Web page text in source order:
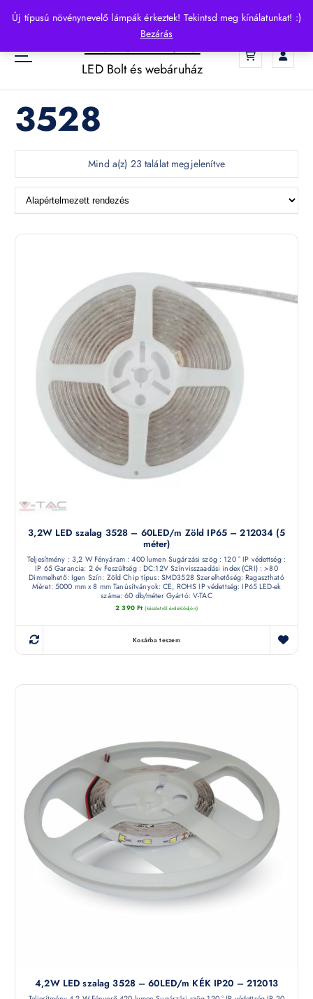
Új típusú növénynevelő lámpák érkeztek! Tekintsd meg kínálatunkat! :)
Bezárás
p
o
HelloLED.hu
LED Bolt és webáruház
3528
Mind a(z) 23 találat megjelenítve
3,2W LED szalag 3528 – 60LED/m Zöld IP65 – 212034 (5
méter)
Teljesítmény : 3,2 W Fényáram : 400 lumen Sugárzási szög : 120 ° IP védettség :
IP 65 Garancia: 2 év Feszültség : DC:12V Színvisszaadási index (CRI) : >80
Dimmelhető: Igen Szín: Zöld Chip típus: SMD3528 Szerelhetőség: Ragasztható
Méret: 5000 mm x 8 mm Tanúsítványok: CE, ROHS IP védettség: IP65 LED-ek
száma: 60 db/méter Gyártó: V-TAC
2 390 Ft (készletről érdeklődjön)
Kosárba teszem
4,2W LED szalag 3528 – 60LED/m KÉK IP20 – 212013